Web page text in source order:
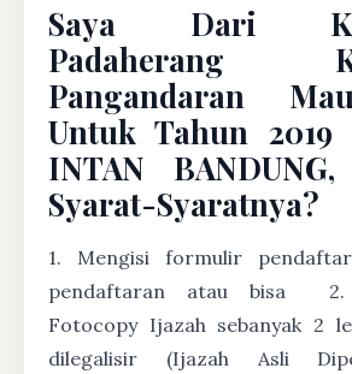
Saya Dari
Padaherang
Pangandaran
Untuk Tahun
INTAN
Syarat-Syaratnya?
1. Mengisi formulir
pendaftaran atau bisa
2.
Fotocopy Ijazah sebanyak 2
dilegalisir (Ijazah Asli